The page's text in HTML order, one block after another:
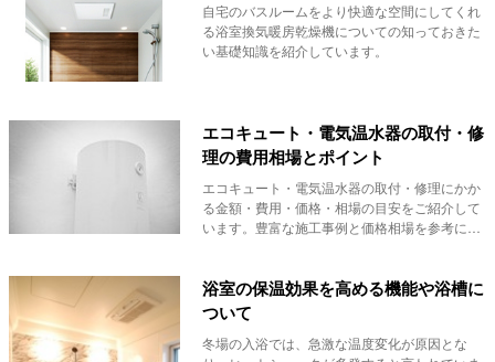
自宅のバスルームをより快適な空間にしてくれ
る浴室換気暖房乾燥機についての知っておきた
い基礎知識を紹介しています。
エコキュート・電気温水器の取付・修
理の費用相場とポイント
エコキュート・電気温水器の取付・修理にかか
る金額・費用・価格・相場の目安をご紹介して
います。豊富な施工事例と価格相場を参考に、
浴室の保温効果を高める機能や浴槽に
ついて
冬場の入浴では、急激な温度変化が原因とな